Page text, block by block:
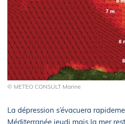
© METEO CONSULT Marine
La dépression s’évacuera
Méditerranée jeudi mais la mer